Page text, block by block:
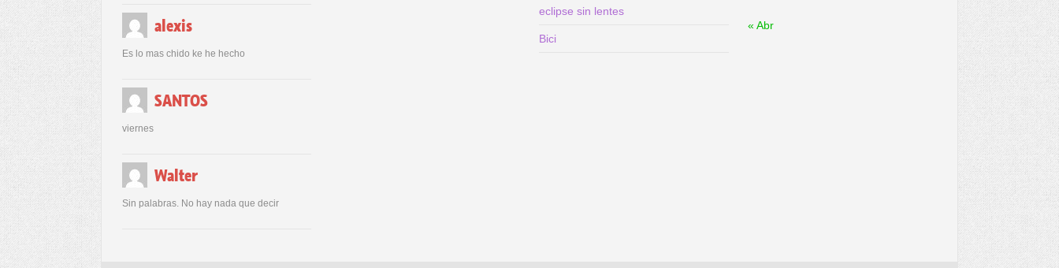
alexis
Es lo mas chido ke he hecho
SANTOS
viernes
Walter
Sin palabras. No hay nada que decir
eclipse sin lentes
Bici
« Abr